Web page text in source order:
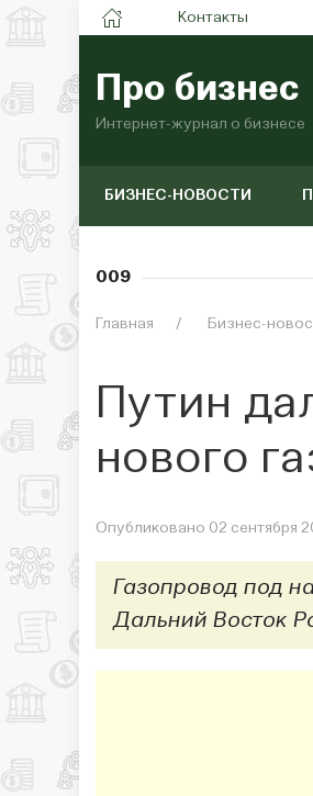
Контакты
Про бизнес
Интернет-журнал о бизнесе
БИЗНЕС-НОВОСТИ
009
Главная Бизнес-
Путин
нового
Опубликовано 02 сентября
Газопровод под
Дальний Восток